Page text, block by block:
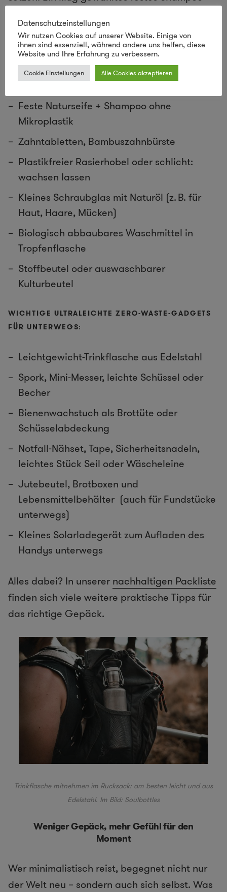
plastikfrei Reisenspart Gewicht im Rucksack
und schont gleichzeitig die Umwelt.
NACHHALTIGER KULTURBEUTEL FÜR UNTERWEGS
Feste Naturseife + Shampoo ohne
Mikroplastik
Zahntabletten, Bambuszahnbürste
Plastikfreier Rasierhobel oder schlicht:
wachsen lassen
Kleines Schraubglas mit Naturöl (z. B. für
Haut, Haare, Mücken)
Biologisch abbaubares Waschmittel in
Tropfenflasche
Stoffbeutel oder auswaschbarer
Kulturbeutel
WICHTIGE ULTRALEICHTE ZERO-WASTE-GADGETS
FÜR UNTERWEGS:
Leichtgewicht-Trinkflasche aus Edelstahl
Spork, Mini-Messer, leichte Schüssel oder
Becher
Bienenwachstuch als Brottüte oder
Schüsselabdeckung
Notfall-Nähset, Tape, Sicherheitsnadeln,
leichtes Stück Seil oder Wäscheleine
Jutebeutel, Brotboxen und
Lebensmittelbehälter (auch für Fundstücke
unterwegs)
Kleines Solarladegerätzum Aufladen des
Handys unterwegs
Alles dabei? In unserer nachhaltigen Packliste
finden sich viele weitere praktische Tipps für
das richtige Gepäck.
Trinkflasche mitnehmen im Rucksack: am besten leicht und aus
Edelstahl. Im Bild: Soulbottles
Weniger Gepäck, mehr Gefühl für den
Moment
Wer minimalistisch reist, begegnet nicht nur
der Welt neu – sondern auch sich selbst. Was
Datenschutzeinstellungen
Wir nutzen Cookies auf unserer Website. Einige von
ihnen sind essenziell, während andere uns helfen, diese
Website und Ihre Erfahrung zu verbessern.
Cookie Einstellungen Alle Cookies akzeptieren